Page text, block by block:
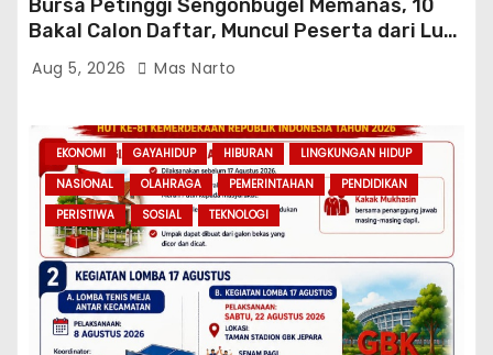
Bursa Petinggi Sengonbugel Memanas, 10
Bakal Calon Daftar, Muncul Peserta dari Luar
Desa hingga Jakarta
Aug 5, 2026 Mas Narto
EKONOMI GAYAHIDUP HIBURAN
LINGKUNGAN HIDUP
NASIONAL
OLAHRAGA PEMERINTAHAN
PENDIDIKAN
PERISTIWA
SOSIAL TEKNOLOGI